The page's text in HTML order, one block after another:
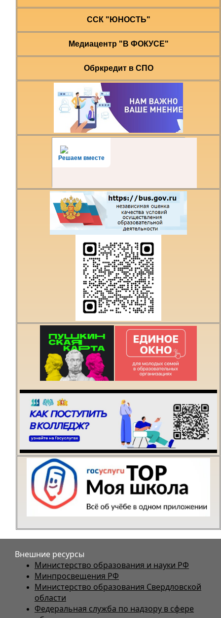
ССК "ЮНОСТЬ"
Медиацентр "В ФОКУСЕ"
Обркредит в СПО
Решаем вместе
Есть предложения по
организации учебного
процесса или знаете,
как сделать техникум
лучше?
Написать о проблеме
Внешние ресурсы
Министерство образования и науки РФ
Минпросвещения РФ
Министерство образования Свердловской
области
Федеральная служба по надзору в сфере